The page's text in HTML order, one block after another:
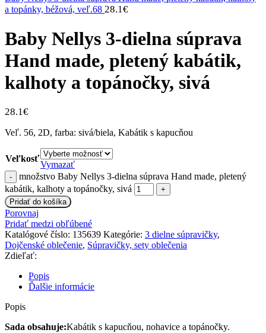
a topánky, béžová, veľ.68 28.1€
Baby Nellys 3-dielna súprava
Hand made, pletený kabátik,
kalhoty a topánočky, sivá
28.1€
Veľ. 56, 2D, farba: sivá/biela, Kabátik s kapucňou
Veľkosť
Vymazať
množstvo Baby Nellys 3-dielna súprava Hand made, pletený
kabátik, kalhoty a topánočky, sivá
Pridať do košíka
Porovnaj
Pridať medzi obľúbené
Katalógové číslo: 135639 Kategórie: 3 dielne súpravičky,
Dojčenské oblečenie, Súpravičky, sety oblečenia
Zdieľať:
Popis
Ďalšie informácie
Popis
Sada obsahuje:Kabátik s kapucňou, nohavice a topánočky.